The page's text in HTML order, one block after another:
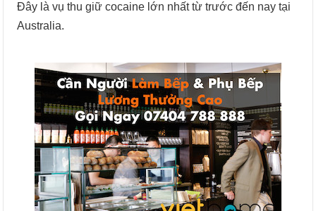
Đây là vụ thu giữ cocaine lớn nhất từ trước đến nay tại
Australia.